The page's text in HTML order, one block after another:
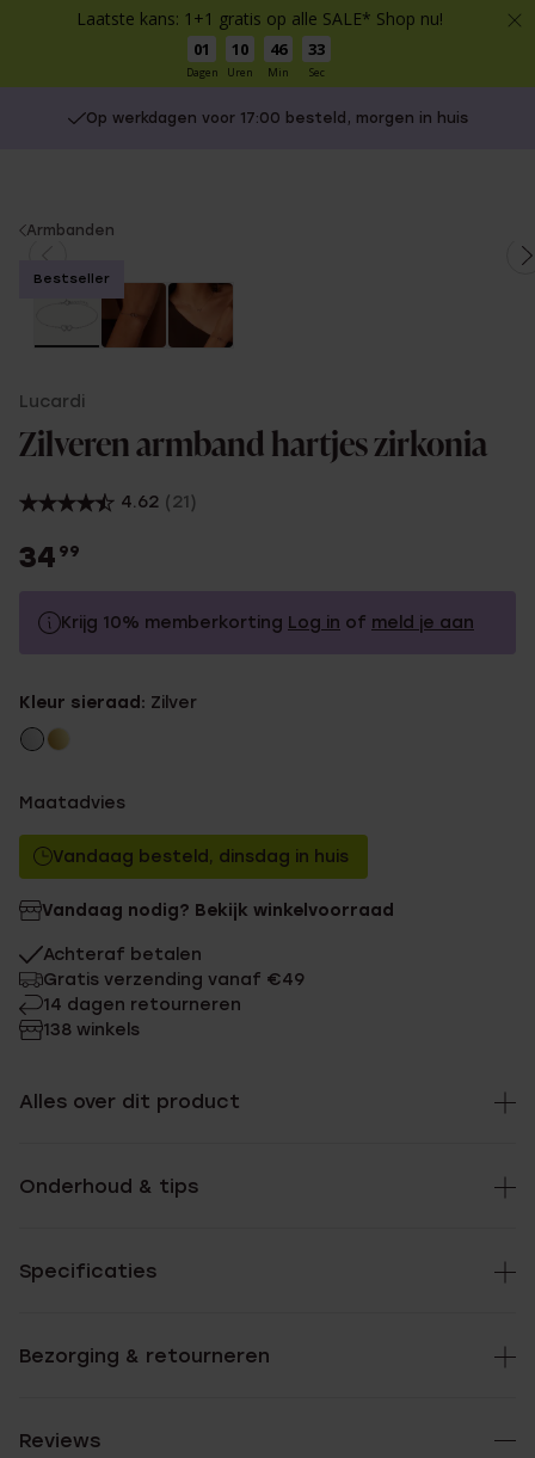
Laatste kans: 1+1 gratis op alle SALE* Shop nu!
01
Dagen
10
Uren
46
Min
33
Sec
Op werkdagen voor 17:00 besteld, morgen in huis
You
here:
Armbanden
Bestseller
Lucardi
Zilveren armband hartjes zirkonia
4.62 (21)
34 99
Krijg 10% memberkorting Log in of meld je aan
Zonder memberkorting
Kleur sieraad: Zilver
Maatadvies
Vandaag besteld, dinsdag in huis
Vandaag nodig? Bekijk winkelvoorraad
Achteraf betalen
Gratis verzending vanaf €49
14 dagen retourneren
138 winkels
Alles over dit product
Onderhoud & tips
Specificaties
Bezorging & retourneren
Reviews